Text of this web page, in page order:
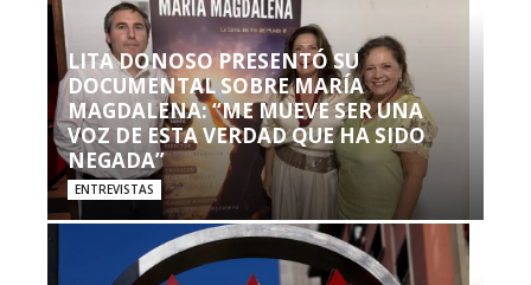
LITA DONOSO PRESENTÓ SU
DOCUMENTAL SOBRE MARÍA
MAGDALENA: “ME MUEVE SER UNA
VOZ DE ESTA VERDAD QUE HA SIDO
NEGADA”
ENTREVISTAS